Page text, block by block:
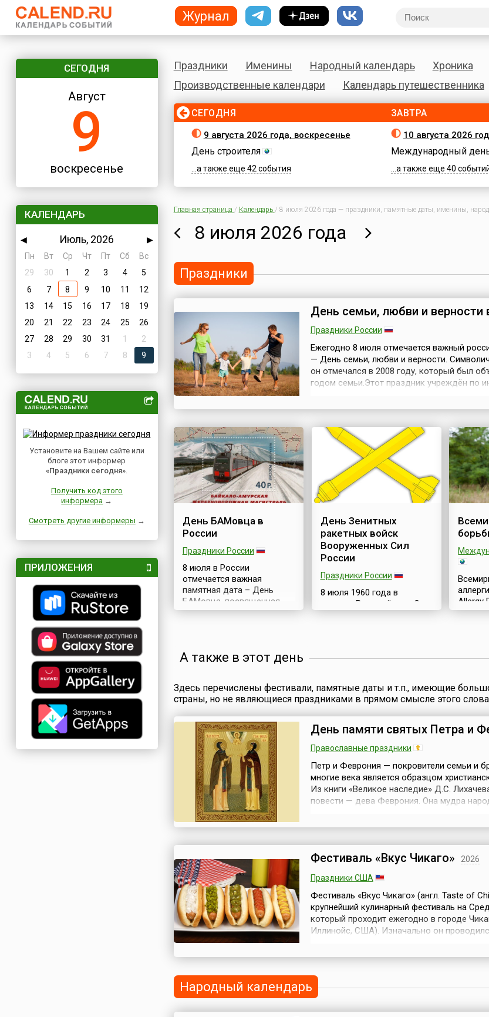
СЕГОДНЯ
Август
9
воскресенье
КАЛЕНДАРЬ
◀ Июль, 2026
▶
Пн
Вт Ср Чт Пт Сб
Вс
29
30 1 2 3 4
5
6
7 8 9 10 11
12
13
14 15 16 17 18
19
20
21 22 23 24 25
26
27
28 29 30 31 1
2
3
4 5 6 7 8 9
Установите на Вашем сайте или
блоге этот информер
«Праздники сегодня».
Получить код этого
информера →
Смотреть другие информеры →
ПРИЛОЖЕНИЯ
Праздники Именины Народный календарь Хроника
Производственные календари
Календарь путешественника
СЕГОДНЯ
9 августа 2026 года, воскресенье
День строителя
...а также еще 42 события
ЗАВТРА
10 августа 2026
Международный
...а также еще 40
Главная страница / Календарь / 8 июля 2026 года — праздники, памятные даты, именины,
8 июля 2026 года
Праздники
День семьи, любви и верности
Праздники России
Ежегодно 8 июля отмечается важный
— День семьи, любви и верности.
он отмечался в 2008 году, который был
годом семьи.Этот праздник учреждён по
семьи, любви и верности не имеет конфес...
День БАМовца в
России
Праздники России
8 июля в России
отмечается важная
памятная дата – День
БАМовца, посвященная
всем, кто участвовал в
это и профессиональный
инициативой учреждения
дня выступил в 2017 году
(парламент республики), с
целью привлечения
внимания общественности
к истории Сибири и Да...
День Зенитных
ракетных войск
Вооруженных Сил
России
Праздники России
8 июля 1960 года в
составе Вооружённых Сил
войсками. Эту дату
Вооруженных сил
Российской
Федерации.Сегодня
зенитные ракетные войска
войск, входящих в систему
войск противовоздушной
и противоракетной
обороны Воздушно-
космических сил РФ.С...
Allergy
Allergy
World
о
А также в этот день
Здесь перечислены фестивали, памятные даты и т.п., имеющие
страны, но не являющиеся праздниками в прямом смысле этого
День памяти святых Петра и
Православные праздники
Петр и Феврония — покровители семьи и
многие века является образцом
Из книги «Великое наследие» Д.С.
повести — дева Феврония. Она мудра
иносказанию, цель кото...
Фестиваль «Вкус Чикаго»
2026
Праздники США
Фестиваль «Вкус Чикаго» (англ. Taste of
крупнейший кулинарный фестиваль на
который проходит ежегодно в городе
Иллинойс, США). Изначально он
«Вкус Чикаго» в...
Народный календарь
Журнал